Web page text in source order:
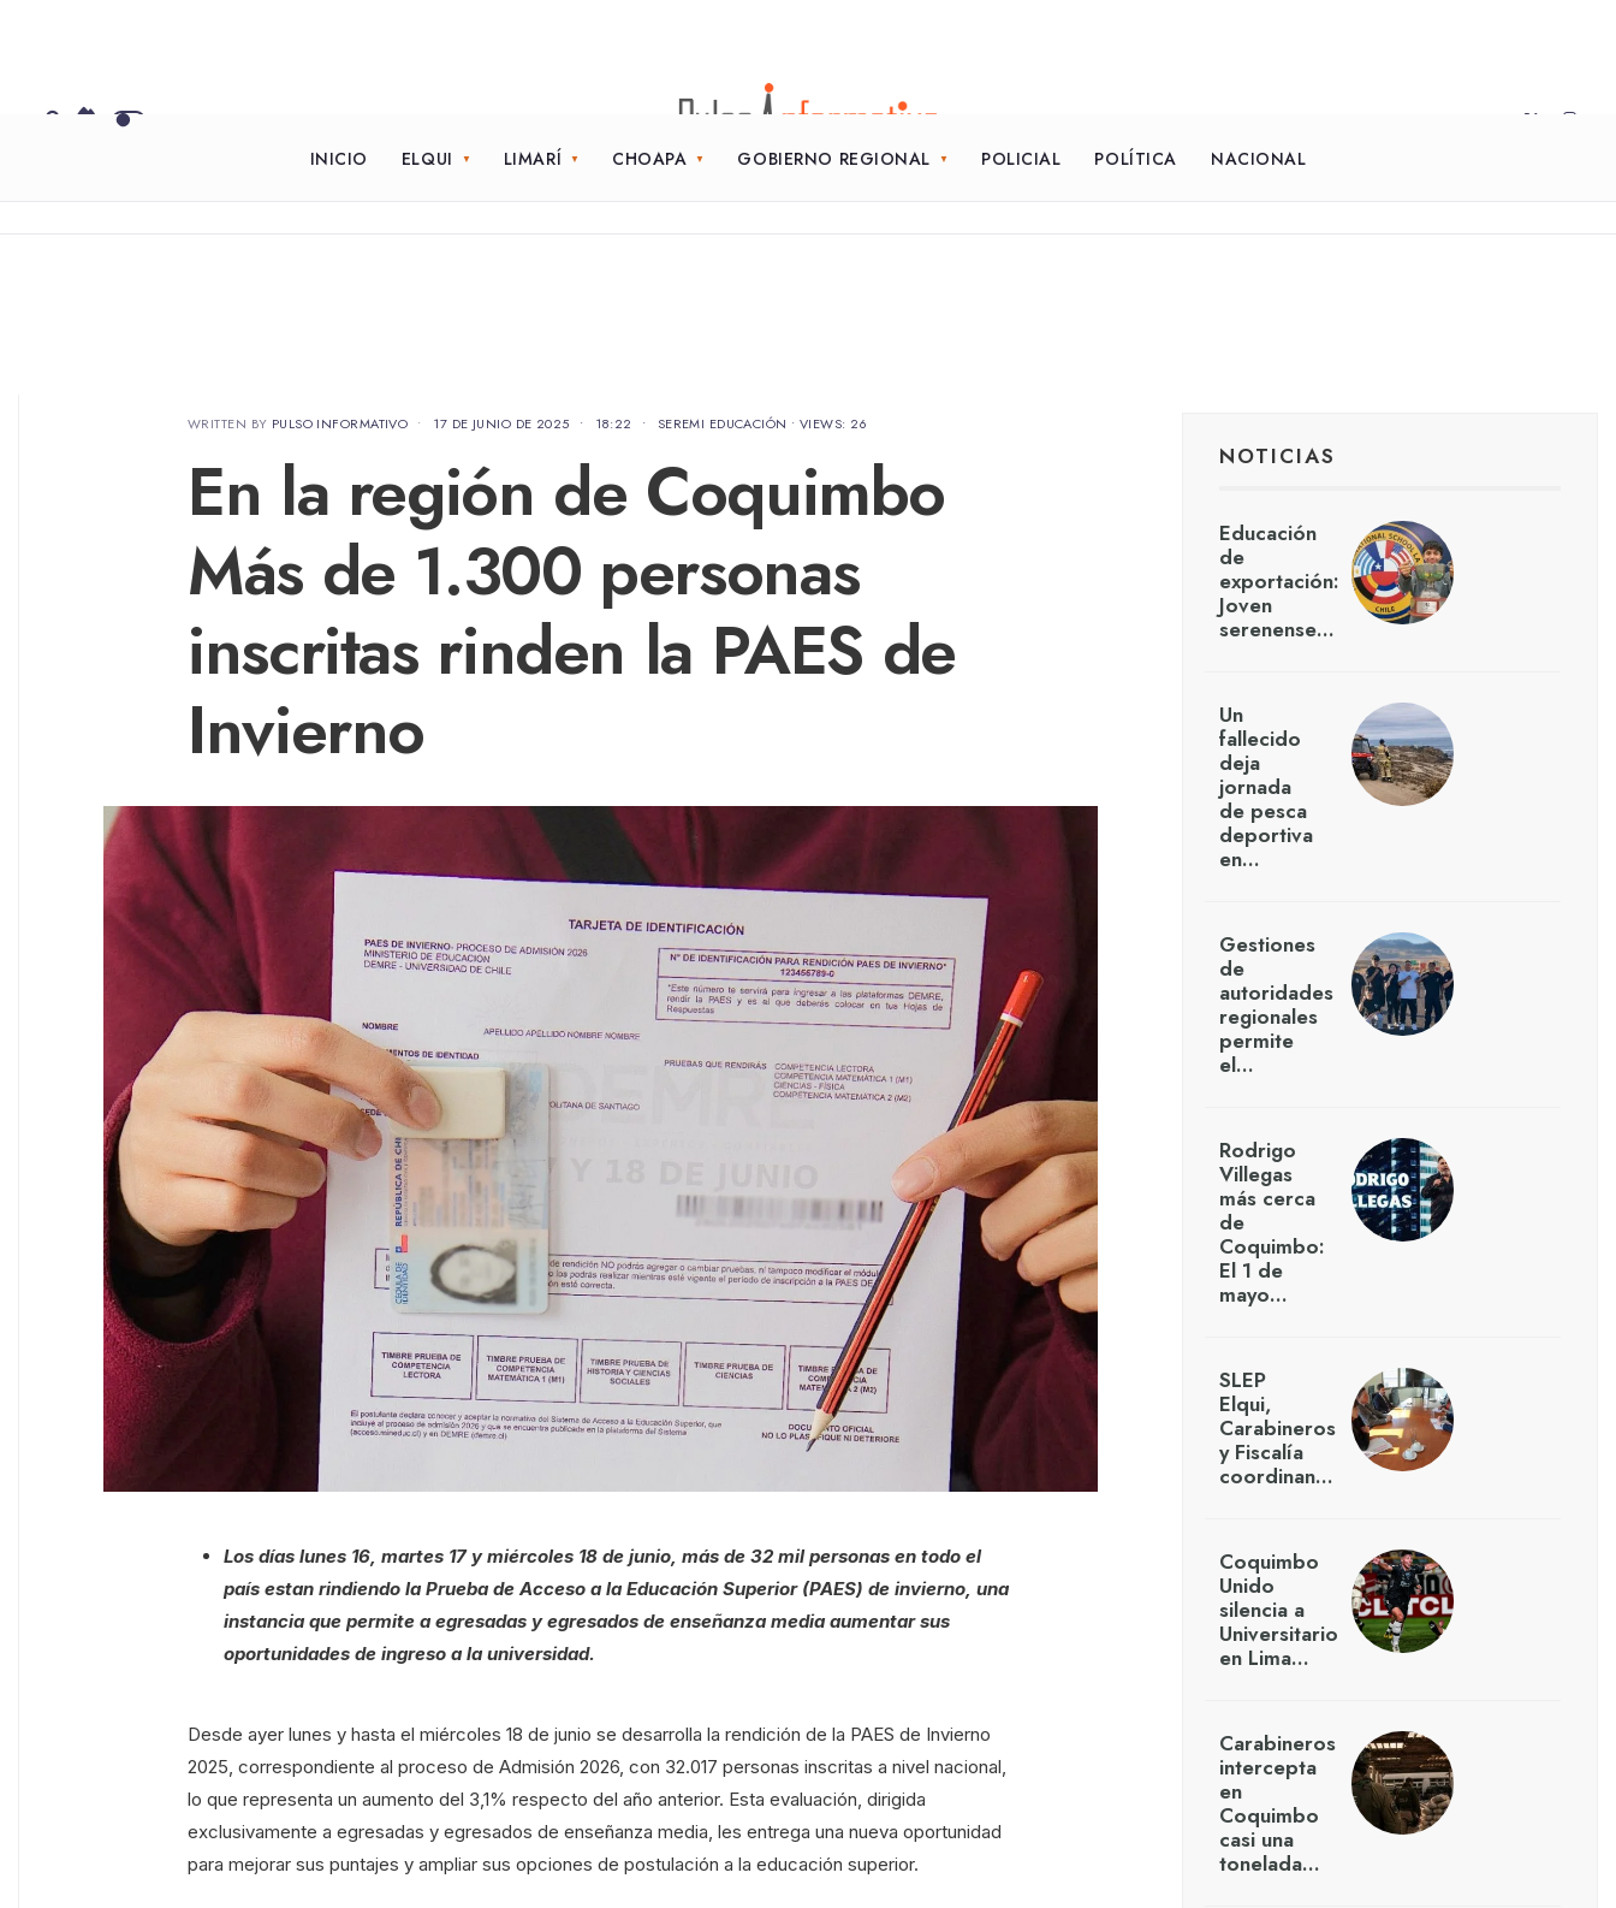
INICIO ELQUI LIMARÍ CHOAPA GOBIERNO REGIONAL POLICIAL POLÍTICA NACIONAL
WRITTEN BY PULSO INFORMATIVO • 17 DE JUNIO DE 2025 • 18:22 • SEREMI EDUCACIÓN •VIEWS: 26
En la región de Coquimbo
Más de 1.300 personas
inscritas rinden la PAES de
Invierno
Los días lunes 16, martes 17 y miércoles 18 de junio, más de 32 mil personas en todo el
país estan rindiendo la Prueba de Acceso a la Educación Superior (PAES) de invierno, una
instancia que permite a egresadas y egresados de enseñanza media aumentar sus
oportunidades de ingreso a la universidad.
Desde ayer lunes y hasta el miércoles 18 de junio se desarrolla la rendición de la PAES de Invierno
2025, correspondiente al proceso de Admisión 2026, con 32.017 personas inscritas a nivel nacional,
lo que representa un aumento del 3,1% respecto del año anterior. Esta evaluación, dirigida
exclusivamente a egresadas y egresados de enseñanza media, les entrega una nueva oportunidad
para mejorar sus puntajes y ampliar sus opciones de postulación a la educación superior.
NOTICIAS
Educación
de
exportación:
Joven
serenense…
Un
fallecido
deja
jornada
de pesca
deportiva
en…
Gestiones
de
autoridades
regionales
permite
el…
Rodrigo
Villegas
más cerca
de
Coquimbo:
El 1 de
mayo…
SLEP
Elqui,
Carabineros
y Fiscalía
coordinan…
Coquimbo
Unido
silencia a
Universitario
en Lima…
Carabineros
intercepta
en
Coquimbo
casi una
tonelada…